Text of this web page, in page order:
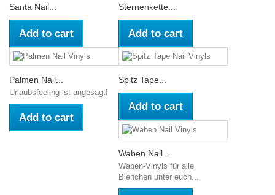
Santa Nail...
Add to cart
Sternenkette...
Add to cart
Palmen Nail...
Urlaubsfeeling ist angesagt!
Add to cart
Spitz Tape...
Add to cart
Waben Nail...
Waben-Vinyls für alle
Bienchen unter euch...